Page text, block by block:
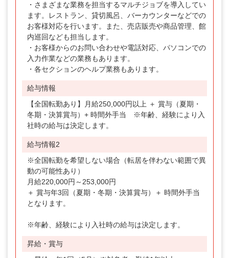
・さまざまな業務を担当するマルチジョブを導入してい
ます。レストラン、貸切風呂、バーカウンターなどでの
お客様対応を行います。また、売店販売や商品管理、館
内巡回なども担当します。
・お客様からのお問い合わせや電話対応、パソコンでの
入力作業などの業務もあります。
・各セクションのヘルプ業務もあります。
給与情報
【全国転勤あり】月給250,000円以上 ＋ 賞与（夏期・
冬期・決算賞与）+ 時間外手当 ※年齢、経験により入
社時の給与は決定します。
給与情報2
※全国転勤を希望しない場合（転居を伴わない範囲で異
動の可能性あり）
月給220,000円～253,000円
＋ 賞与年3回（夏期・冬期・決算賞与）＋ 時間外手当
となります。
※年齢、経験により入社時の給与は決定します。
昇給・賞与